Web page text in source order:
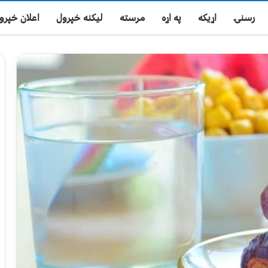
رسنۍ اړیکه په اړه مرسته لیکنه خپرول اعلان